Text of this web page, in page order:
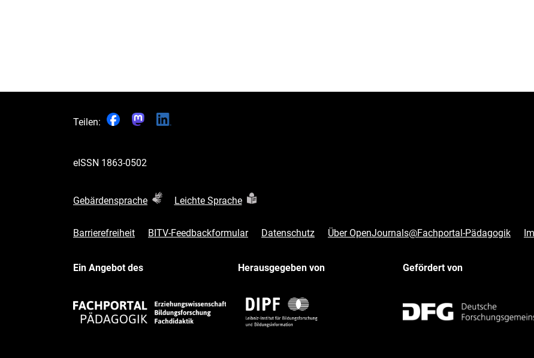
Teilen:
eISSN 1863-0502
Gebärdensprache Leichte Sprache
Barrierefreiheit BITV-Feedbackformular Datenschutz Über OpenJournals@Fachportal-Pädagogik
Ein Angebot des Herausgegeben von Gefördert von